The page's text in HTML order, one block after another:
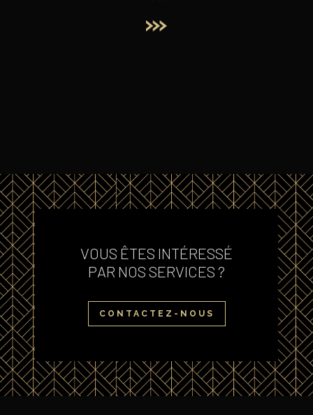
VOUS ÊTES INTÉRESSÉ
PAR NOS SERVICES ?
CONTACTEZ-NOUS